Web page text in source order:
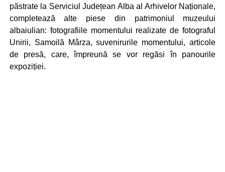
păstrate la Serviciul Județean Alba al Arhivelor Naționale,
completează alte piese din patrimoniul muzeului
albaiulian: fotografiile momentului realizate de fotograful
Unirii, Samoilă Mârza, suvenirurile momentului, articole
de presă, care, împreună se vor regăsi în panourile
expoziției.